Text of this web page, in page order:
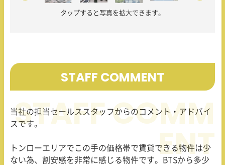
タップすると写真を拡大できます。
STAFF COMMENT
当社の担当セールススタッフからのコメント・アドバイ
スです。
トンローエリアでこの手の価格帯で賃貸できる物件は少
ない為、割安感を非常に感じる物件です。BTSから多少